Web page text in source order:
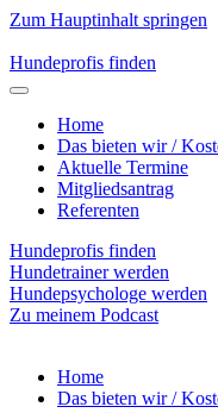
Zum Hauptinhalt springen
Hundeprofis finden
Home
Das bieten wir /
Aktuelle Termine
Mitgliedsantrag
Referenten
Hundeprofis finden
Hundetrainer werden
Hundepsychologe werden
Zu meinem Podcast
Home
Das bieten wir /